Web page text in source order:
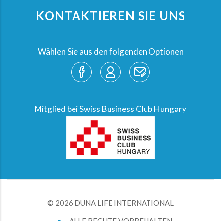
KONTAKTIEREN SIE UNS
Wählen Sie aus den folgenden Optionen
Mitglied bei Swiss Business Club Hungary
© 2026 DUNA LIFE INTERNATIONAL